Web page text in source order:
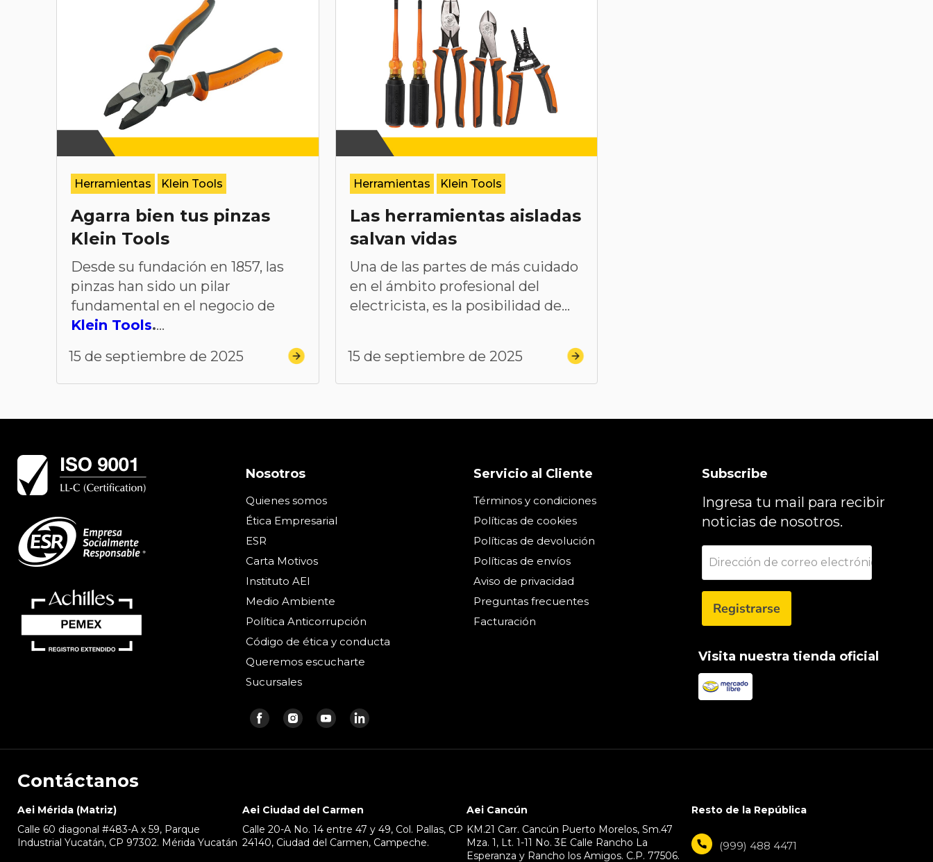
Herramientas Klein Tools
Agarra bien tus pinzas
Klein Tools
Desde su fundación en 1857, las
pinzas han sido un pilar
fundamental en el negocio de
Klein Tools....
15 de septiembre de 2025
Herramientas Klein Tools
Las herramientas aisladas
salvan vidas
Una de las partes de más cuidado
en el ámbito profesional del
electricista, es la posibilidad de...
15 de septiembre de 2025
Nosotros
Quienes somos
Ética Empresarial
ESR
Carta Motivos
Instituto AEI
Medio Ambiente
Política Anticorrupción
Código de ética y conducta
Queremos escucharte
Sucursales
Encuéntrenos
Encuéntrenos
Encuéntrenos
Encuéntrenos
Servicio al Cliente
Términos y condiciones
Políticas de cookies
Políticas de devolución
Políticas de envíos
Aviso de privacidad
Preguntas frecuentes
Facturación
Subscribe
Ingresa tu mail para recibir
noticias de nosotros.
Dirección de correo electrónico
Registrarse
Visita nuestra tienda oficial
Contáctanos
Aei Mérida (Matriz)
Calle 60 diagonal #483-A x 59, Parque
Industrial Yucatán, CP 97302. Mérida Yucatán
Aei Ciudad del Carmen
Calle 20-A No. 14 entre 47 y 49, Col. Pallas, CP
24140, Ciudad del Carmen, Campeche.
Aei Cancún
KM.21 Carr. Cancún Puerto Morelos, Sm.47
Mza. 1, Lt. 1-11 No. 3E Calle Rancho La
Esperanza y Rancho los Amigos. C.P. 77506.
Resto de la República
(999) 488 4471